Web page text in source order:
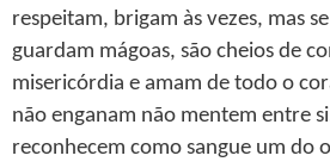
respeitam, brigam às vezes, mas
guardam mágoas, são cheios de
misericórdia e amam de todo o
não enganam não mentem entre
reconhecem como sangue um do